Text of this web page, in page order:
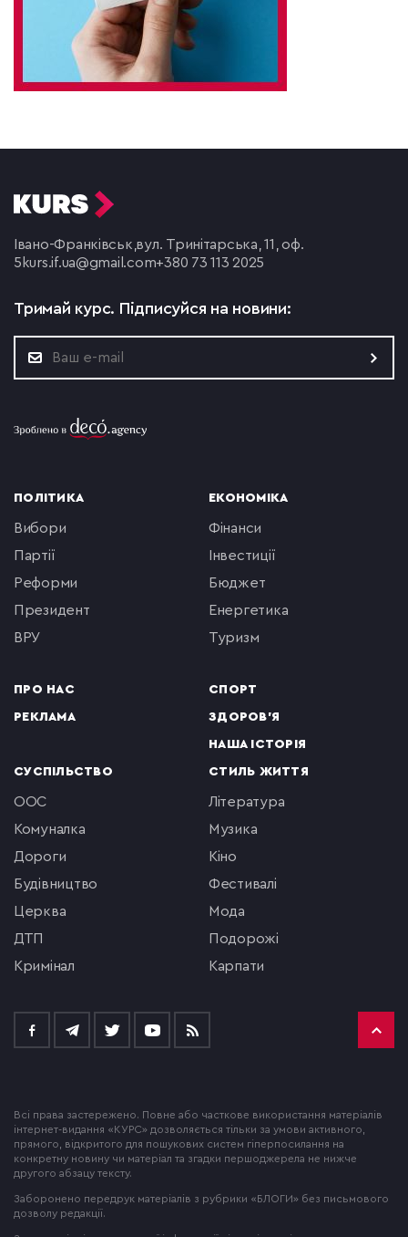
Івано-Франківськ, вул. Тринітарська, 11, оф.
5 kurs.if.ua@gmail.com+380 73 113 2025
Тримай курс. Підписуйся на новини:
ПОЛІТИКА
вибори
партії
реформи
президент
ВРУ
ПРО НАС
РЕКЛАМА
ЕКОНОМІКА
фінанси
інвестиції
бюджет
енергетика
туризм
СПОРТ
ЗДОРОВ'Я
НАША ІСТОРІЯ
СУСПІЛЬСТВО
ООС
комуналка
Дороги
будівництво
церква
ДТП
кримінал
СТИЛЬ ЖИТТЯ
література
музика
кіно
фестивалі
мода
подорожі
Карпати
Всі права застережено. Повне або часткове використання матеріалів
інтернет-видання «КУРС» дозволяється тільки за умови активного,
прямого, відкритого для пошукових систем гіперпосилання на
конкретну новину чи матеріал та згадки першоджерела не нижче
другого абзацу тексту.
Заборонено передрук матеріалів з рубрики «БЛОГИ» без письмового
дозволу редакції.